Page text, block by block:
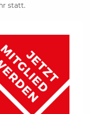
statt.